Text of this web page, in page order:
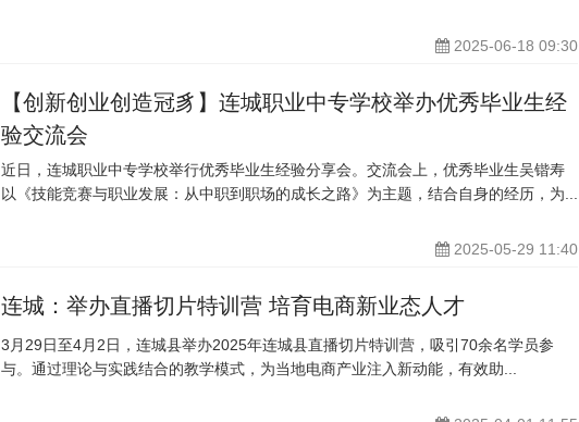
2025-06-18 09:30
【创新创业创造冠豸】连城职业中专学校举办优秀毕业生经
验交流会
近日，连城职业中专学校举行优秀毕业生经验分享会。交流会上，优秀毕业生吴锴寿
以《技能竞赛与职业发展：从中职到职场的成长之路》为主题，结合自身的经历，为...
2025-05-29 11:40
连城：举办直播切片特训营 培育电商新业态人才
3月29日至4月2日，连城县举办2025年连城县直播切片特训营，吸引70余名学员参
与。通过理论与实践结合的教学模式，为当地电商产业注入新动能，有效助...